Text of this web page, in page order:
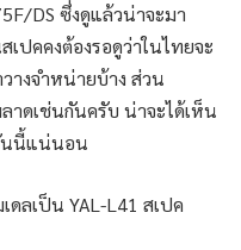
DS ซึ่งดูแล้วน่าจะมา
ปคคงต้องรอดูว่าในไทยจะ
างจำหน่ายบ้าง ส่วน
าดเช่นกันครับ น่าจะได้เห็น
นนี้แน่นอน
ดลเป็น YAL-L41 สเปค